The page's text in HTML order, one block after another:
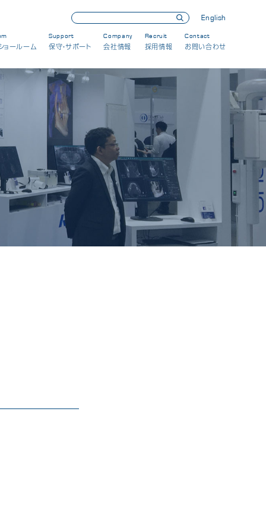
English
ョールーム
Support
保守・サポート
Company
会社情報
Recruit
採用情報
Contact
お問い合わせ
展示会・セミナー情報
製品情報
新製品
保守・メンテナンス
会社情報